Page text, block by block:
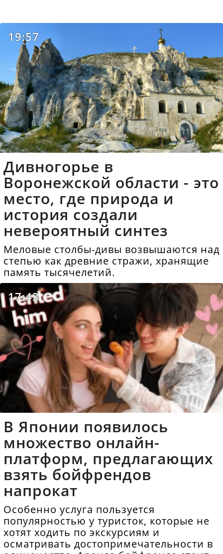
19:57
Дивногорье в
Воронежской области - это
место, где природа и
история создали
невероятный синтез
Меловые столбы-дивы возвышаются над
степью как древние стражи, хранящие
память тысячелетий.
17:43
В Японии появилось
множество онлайн-
платформ, предлагающих
взять бойфрендов
напрокат
Особенно услуга пользуется
популярностью у туристок, которые не
хотят ходить по экскурсиям и
осматривать достопримечательности в